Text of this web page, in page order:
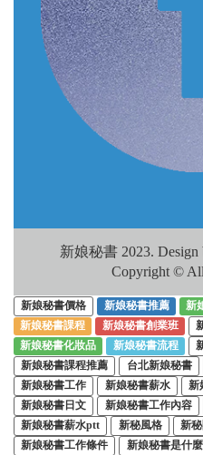
新娘秘書 2023.
Copyright © All
新娘秘書價格 新娘秘書推薦 新
新娘秘書課程
新娘秘書創業班
新娘秘書化妝品
新娘秘書流程
新娘秘書課程推薦
台北新娘秘書
新娘秘書工作
新娘秘書薪水 新
新娘秘書日文
新娘秘書工作內容
新娘秘書薪水ptt
新秘風格 新
新娘秘書工作條件
新娘秘書是什麼